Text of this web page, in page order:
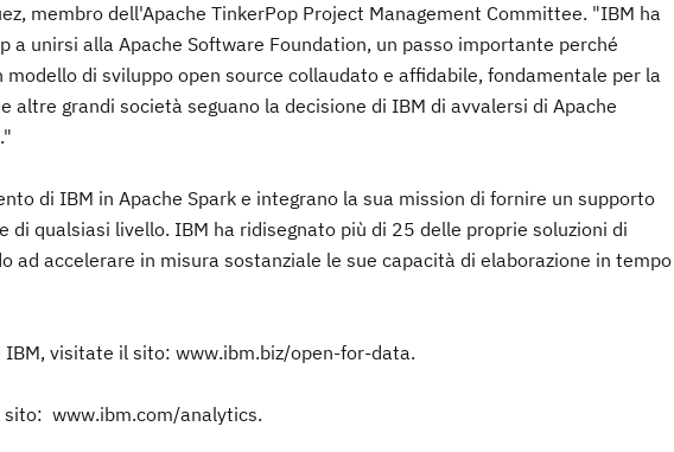
membro dell'Apache TinkerPop Project Management Committee. "IBM ha
a unirsi alla Apache Software Foundation, un passo importante perché
di sviluppo open source collaudato e affidabile, fondamentale per la
altre grandi società seguano la decisione di IBM di avvalersi di Apache
di IBM in Apache Spark e integrano la sua mission di fornire un supporto
qualsiasi livello. IBM ha ridisegnato più di 25 delle proprie soluzioni di
ad accelerare in misura sostanziale le sue capacità di elaborazione in tempo
IBM, visitate il sito: www.ibm.biz/open-for-data.
sito: www.ibm.com/analytics.